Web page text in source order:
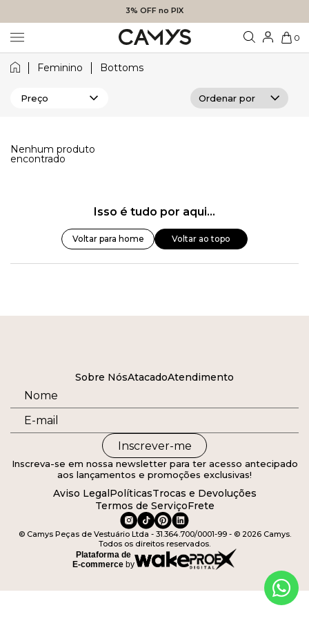
3% OFF no PIX
0
Feminino Bottoms
Preço
Nenhum produto
encontrado
Isso é tudo por aqui...
Voltar para home Voltar ao topo
Sobre NósAtacadoAtendimento
Inscrever-me
Inscreva-se em nossa newsletter para ter acesso antecipado
aos lançamentos e promoções exclusivas!
Aviso LegalPolíticasTrocas e Devoluções
Termos de ServiçoFrete
© Camys Peças de Vestuário Ltda - 31.364.700/0001-99 - © 2026 Camys.
Todos os direitos reservados.
Plataforma de
E-commerce by